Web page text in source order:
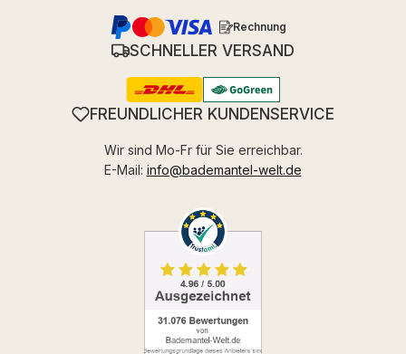
Rechnung
SCHNELLER VERSAND
FREUNDLICHER KUNDENSERVICE
Wir sind Mo-Fr für Sie erreichbar.
E-Mail: info@bademantel-welt.de